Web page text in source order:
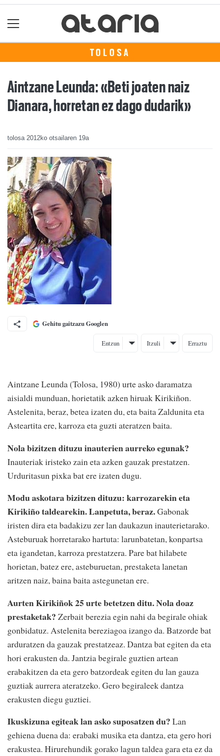
TOLOSA
Aintzane Leunda: «Beti joaten naiz
Dianara, horretan ez dago dudarik»
tolosa 2012ko otsailaren 19a
Gehitu gaitzazu Googlen
Entzun Itzuli Erraztu
Aintzane Leunda (Tolosa, 1980) urte asko daramatza
aisialdi munduan, horietatik azken hiruak Kirikiñon.
Astelenita, beraz, betea izaten du, eta baita Zaldunita eta
Asteartita ere, karroza eta guzti ateratzen baita.
Nola bizitzen dituzu inauterien aurreko egunak?
Inauteriak iristeko zain eta azken gauzak prestatzen.
Urduritasun pixka bat ere izaten dugu.
Modu askotara bizitzen dituzu: karrozarekin eta
Kirikiño taldearekin. Lanpetuta, beraz.Gabonak
iristen dira eta badakizu zer lan daukazun inauterietarako.
Asteburuak horretarako hartuta: larunbatetan, konpartsa
eta igandetan, karroza prestatzera. Pare bat hilabete
horietan, batez ere, asteburuetan, prestaketa lanetan
aritzen naiz, baina baita astegunetan ere.
Aurten Kirikiñok 25 urte betetzen ditu. Nola doaz
prestaketak? Zerbait berezia egin nahi da begirale ohiak
gonbidatuz. Astelenita bereziagoa izango da. Batzorde bat
arduratzen da gauzak prestatzeaz. Dantza bat egiten da eta
hori erakusten da. Jantzia begirale guztien artean
erabakitzen da eta gero batzordeak egiten du lan gauza
guztiak aurrera ateratzeko. Gero begiraleek dantza
erakusten diegu guztiei.
Ikuskizuna egiteak lan asko suposatzen du? Lan
gehiena duena da: erabaki musika eta dantza, eta gero hori
erakustea. Hirurehundik gorako lagun taldea gara eta ez da